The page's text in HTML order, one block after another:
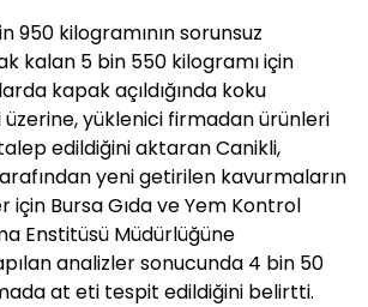
950 kilogramının sorunsuz
kalan 5 bin 550 kilogramı için
kapak açıldığında koku
yüklenici firmadan ürünleri
edildiğini aktaran Canikli,
yeni getirilen kavurmaların
için Bursa Gıda ve Yem Kontrol
Enstitüsü Müdürlüğüne
analizler sonucunda 4 bin 50
at eti tespit edildiğini belirtti.